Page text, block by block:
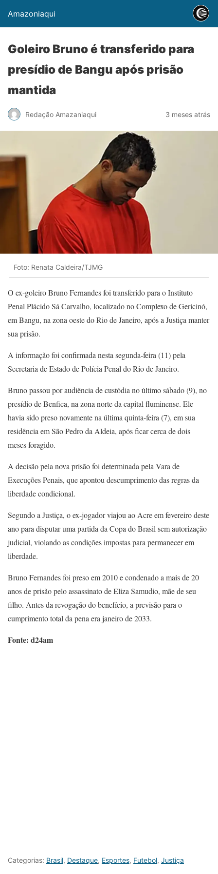
Amazoniaqui
Goleiro Bruno é transferido para
presídio de Bangu após prisão
mantida
Redação Amazaniaqui 3 meses atrás
Foto: Renata Caldeira/TJMG
O ex-goleiro Bruno Fernandes foi transferido para o Instituto
Penal Plácido Sá Carvalho, localizado no Complexo de Gericinó,
em Bangu, na zona oeste do Rio de Janeiro, após a Justiça manter
sua prisão.
A informação foi confirmada nesta segunda-feira (11) pela
Secretaria de Estado de Polícia Penal do Rio de Janeiro.
Bruno passou por audiência de custódia no último sábado (9), no
presídio de Benfica, na zona norte da capital fluminense. Ele
havia sido preso novamente na última quinta-feira (7), em sua
residência em São Pedro da Aldeia, após ficar cerca de dois
meses foragido.
A decisão pela nova prisão foi determinada pela Vara de
Execuções Penais, que apontou descumprimento das regras da
liberdade condicional.
Segundo a Justiça, o ex-jogador viajou ao Acre em fevereiro deste
ano para disputar uma partida da Copa do Brasil sem autorização
judicial, violando as condições impostas para permanecer em
liberdade.
Bruno Fernandes foi preso em 2010 e condenado a mais de 20
anos de prisão pelo assassinato de Eliza Samudio, mãe de seu
filho. Antes da revogação do benefício, a previsão para o
cumprimento total da pena era janeiro de 2033.
Fonte: d24am
Categorias: Brasil, Destaque, Esportes, Futebol, Justiça